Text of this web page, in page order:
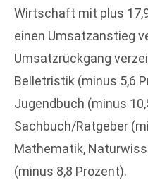
Wirtschaft mit plus
einen Umsatzanstieg
Umsatzrückgang
Belletristik (minus 5,6
Jugendbuch (minus
Sachbuch/Ratgeber
Mathematik,
(minus 8,8 Prozent).